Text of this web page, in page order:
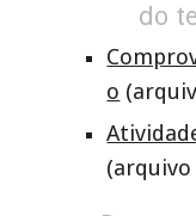
do
o
(arquivo